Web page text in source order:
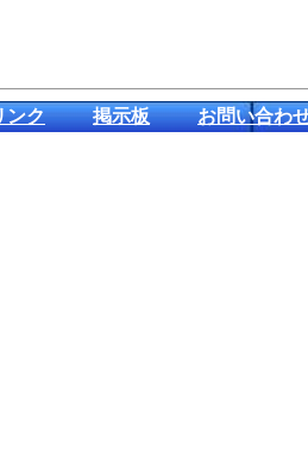
ンク 掲示板 お問い合わ